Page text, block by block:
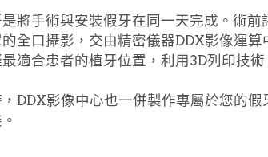
將手術與安裝假牙在同一天完成。術前
全口攝影，交由精密儀器DDX影像運
適合患者的植牙位置，利用3D列印技術
DDX影像中心也一併製作專屬於您的假